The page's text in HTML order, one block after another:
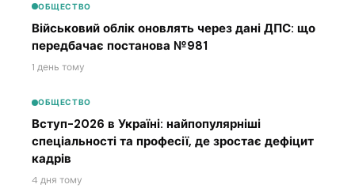
ОБЩЕСТВО
Військовий облік оновлять через дані ДПС: що
передбачає постанова №981
1 день тому
ОБЩЕСТВО
Вступ-2026 в Україні: найпопулярніші
спеціальності та професії, де зростає дефіцит
кадрів
4 дня тому